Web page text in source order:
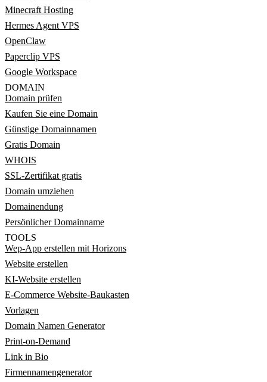
Minecraft Hosting
Hermes Agent VPS
OpenClaw
Paperclip VPS
Google Workspace
DOMAIN
Domain prüfen
Kaufen Sie eine Domain
Günstige Domainnamen
Gratis Domain
WHOIS
SSL-Zertifikat gratis
Domain umziehen
Domainendung
Persönlicher Domainname
TOOLS
Wep-App erstellen mit Horizons
Website erstellen
KI-Website erstellen
E-Commerce Website-Baukasten
Vorlagen
Domain Namen Generator
Print-on-Demand
Link in Bio
Firmennamengenerator